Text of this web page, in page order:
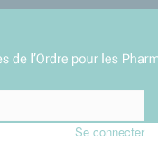
Se connecter